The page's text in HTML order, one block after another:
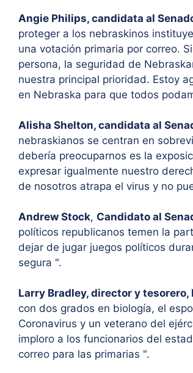
Angie Philips, candidata al
proteger a los nebraskinos
una votación primaria por correo.
persona, la seguridad de
nuestra principal prioridad. Estoy
en Nebraska para que todos
Alisha Shelton, candidata al
nebraskianos se centran en
debería preocuparnos es la
expresar igualmente nuestro
de nosotros atrapa el virus y no
Andrew Stock, Candidato al
políticos republicanos temen la
dejar de jugar juegos políticos
segura ".
Larry Bradley, director y
con dos grados en biología, el
Coronavirus y un veterano del
imploro a los funcionarios del
correo para las primarias ".